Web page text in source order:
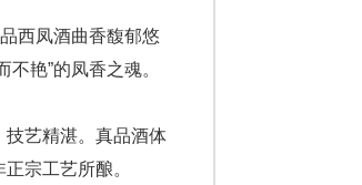
西凤酒曲香馥郁悠
艳”的凤香之魂。
技艺精湛。真品酒体
宗工艺所酿。